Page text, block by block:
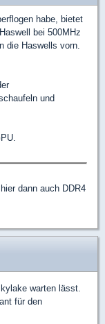
habe, bietet
bei 500MHz
die Haswells vorn.
und
dann auch DDR4
warten lässt.
für den